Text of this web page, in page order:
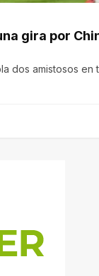
gira por
dos amistosos